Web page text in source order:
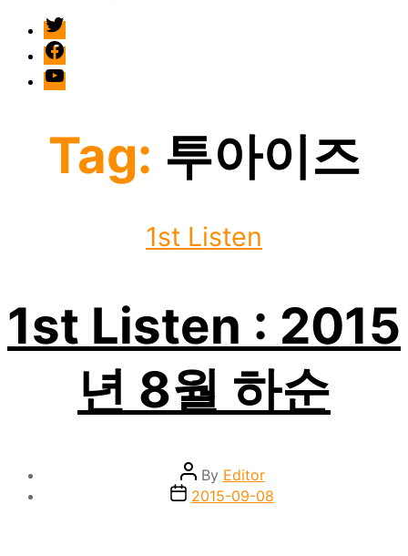
twitter
facebook
Youtube
Tag: 투아이즈
Categories
1st Listen
1st Listen : 2015
년 8월 하순
Post
author
By Editor
Post2015-09-08